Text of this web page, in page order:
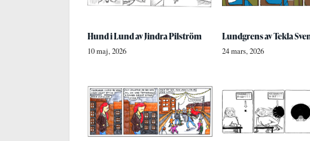
Hund i Lund av Jindra Pilström
10 maj, 2026
Lundgrens av Tekla
24 mars, 2026